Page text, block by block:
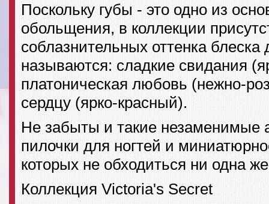
Поскольку губы - это одно из
обольщения, в коллекции
соблазнительных оттенка блеска
называются: сладкие свидания
платоническая любовь (нежно-
сердцу (ярко-красный).
Не забыты и такие незаменимые
пилочки для ногтей и
которых не обходиться ни одна
Коллекция Victoria's Secret